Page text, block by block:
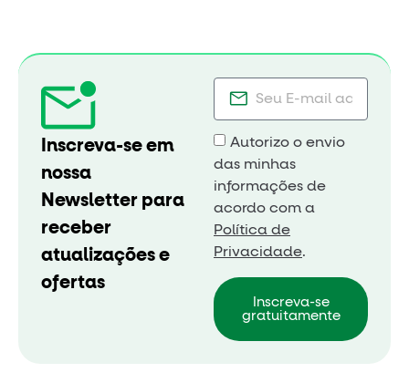
Inscreva-se em
nossa
Newsletter para
receber
atualizações e
ofertas
Autorizo o envio
das minhas
informações de
acordo com a
Política de
Privacidade.
Inscreva-se
gratuitamente